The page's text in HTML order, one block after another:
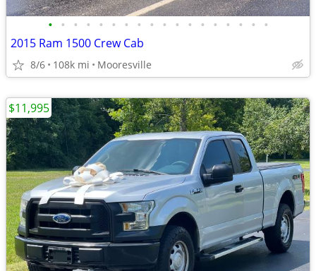
• • • • • • • • • • • • • • • • • •
2015 Ram 1500 Crew Cab
8/6 108k mi Mooresville
$11,995